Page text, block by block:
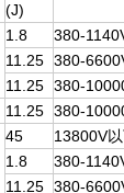
(J)
1.8
380-
11.25 380-
11.25 380-
11.25 380-
45
13800V
1.8
380-
11.25 380-